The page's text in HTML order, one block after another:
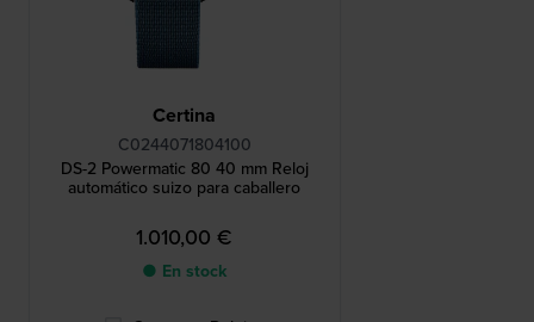
Certina
C0244071804100
DS-2 Powermatic 80 40 mm Reloj
automático suizo para caballero
1.010,00 €
● En stock